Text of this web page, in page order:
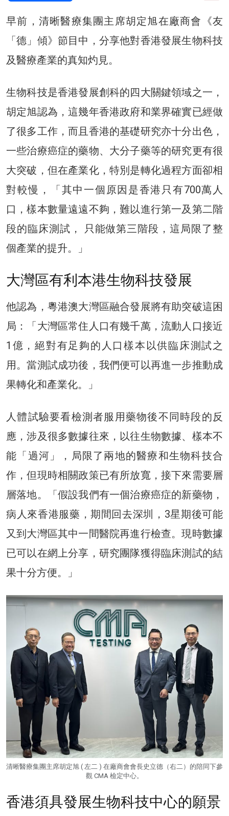
早前，清晰醫療集團主席胡定旭在廠商會《友
「德」傾》節目中，分享他對香港發展生物科技
及醫療產業的真知灼見。
生物科技是香港發展創科的四大關鍵領域之一，
胡定旭認為，這幾年香港政府和業界確實已經做
了很多工作，而且香港的基礎研究亦十分出色，
一些治療癌症的藥物、大分子藥等的研究更有很
大突破，但在產業化，特別是轉化過程方面卻相
對較慢，「其中一個原因是香港只有700萬人
口，樣本數量遠遠不夠，難以進行第一及第二階
段的臨床測試， 只能做第三階段，這局限了整
個產業的提升。」
大灣區有利本港生物科技發展
他認為，粵港澳大灣區融合發展將有助突破這困
局：「大灣區常住人口有幾千萬，流動人口接近
1億，絕對有足夠的人口樣本以供臨床測試之
用。當測試成功後，我們便可以再進一步推動成
果轉化和產業化。」
人體試驗要看檢測者服用藥物後不同時段的反
應，涉及很多數據往來，以往生物數據、樣本不
能「過河」，局限了兩地的醫療和生物科技合
作，但現時相關政策已有所放寬，接下來需要層
層落地。「假設我們有一個治療癌症的新藥物，
病人來香港服藥，期間回去深圳，3星期後可能
又到大灣區其中一間醫院再進行檢查。現時數據
已可以在網上分享，研究團隊獲得臨床測試的結
果十分方便。」
清晰醫療集團主席胡定旭 ( 左二 ) 在廠商會會長史立德（右二）的陪同下參
觀 CMA 檢定中心。
香港須具發展生物科技中心的願景